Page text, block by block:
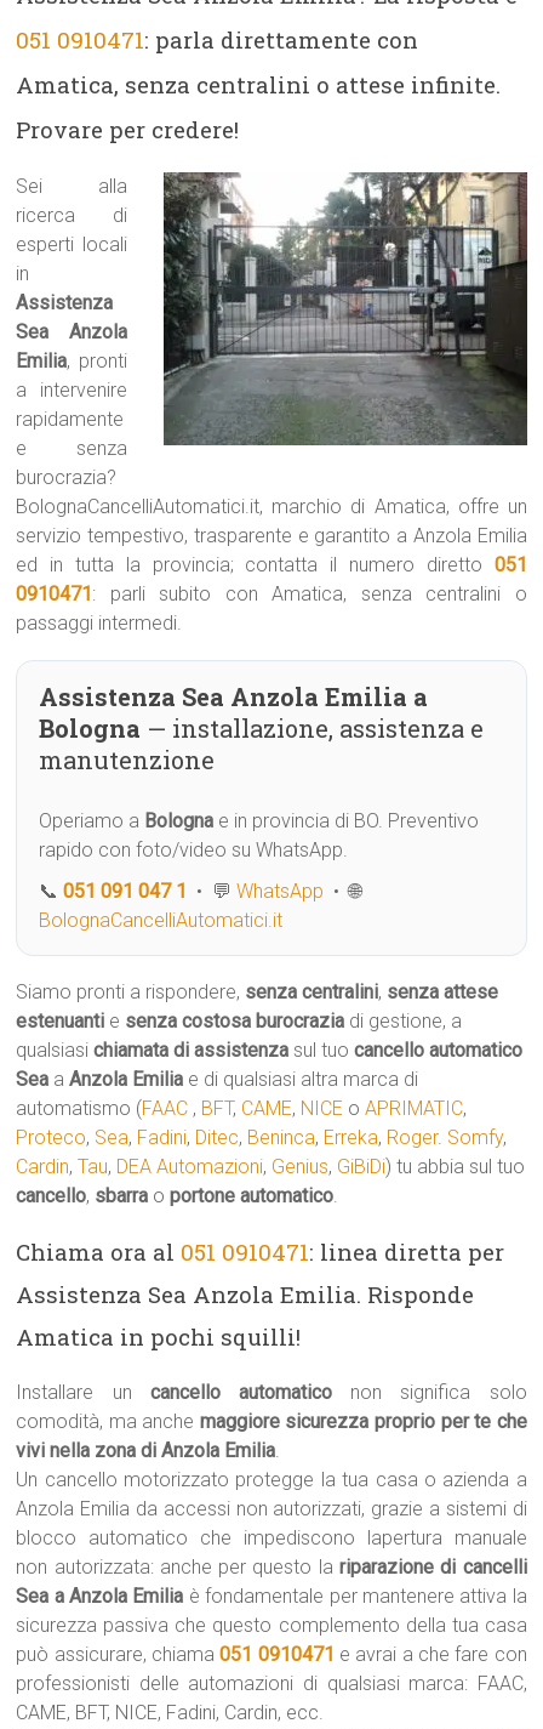
051 0910471: parla direttamente con
Amatica, senza centralini o attese infinite.
Provare per credere!
Sei alla
ricerca di
esperti locali
in
Assistenza
Sea Anzola
Emilia, pronti
a intervenire
rapidamente
e senza
burocrazia?
BolognaCancelliAutomatici.it, marchio di Amatica, offre un
servizio tempestivo, trasparente e garantito a Anzola Emilia
ed in tutta la provincia; contatta il numero diretto 051
0910471: parli subito con Amatica, senza centralini o
passaggi intermedi.
Assistenza Sea Anzola Emilia a
Bologna — installazione, assistenza e
manutenzione
Operiamo a Bologna e in provincia di BO. Preventivo
rapido con foto/video su WhatsApp.
📞051 091 047 1 • 💬WhatsApp • 🌐
BolognaCancelliAutomatici.it
Siamo pronti a rispondere, senza centralini, senza attese
estenuanti e senza costosa burocrazia di gestione, a
qualsiasichiamata di assistenza sul tuocancello automatico
Sea aAnzola Emilia e di qualsiasi altra marca di
automatismo (FAAC , BFT, CAME, NICE oAPRIMATIC,
Proteco, Sea, Fadini, Ditec, Beninca, Erreka, Roger. Somfy,
Cardin,Tau, DEA Automazioni, Genius, GiBiDi) tu abbia sul tuo
cancello, sbarra oportone automatico.
Chiama ora al 051 0910471: linea diretta per
Assistenza Sea Anzola Emilia. Risponde
Amatica in pochi squilli!
Installare un cancello automatico non significa solo
comodità, ma anche maggiore sicurezza proprio per te che
vivi nella zona di Anzola Emilia.
Un cancello motorizzato protegge la tua casa o azienda a
Anzola Emilia da accessi non autorizzati, grazie a sistemi di
blocco automatico che impediscono lapertura manuale
non autorizzata: anche per questo lariparazione di cancelli
Sea a Anzola Emilia è fondamentale per mantenere attiva la
sicurezza passiva che questo complemento della tua casa
può assicurare, chiama051 0910471 e avrai a che fare con
professionisti delle automazioni di qualsiasi marca: FAAC,
CAME, BFT, NICE, Fadini, Cardin, ecc.